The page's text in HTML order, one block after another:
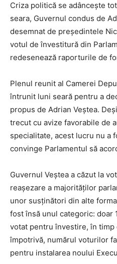
Criza politică se adâncește
seara, Guvernul condus de
desemnat de președintele
votul de învestitură din
redesenează raporturile de
Plenul reunit al Camerei
întrunit luni seară pentru a
propus de Adrian Veștea.
trecut cu avize favorabile de
specialitate, acest lucru nu a
convinge Parlamentul să
Guvernul Veștea a căzut la
reașezare a majorităților
unor susținători din alte
fost însă unul categoric: doar
votat pentru învestire, în
împotrivă, numărul voturilor
pentru instalarea noului